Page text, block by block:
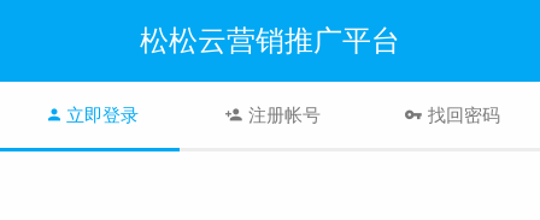
松松云营销推广平台
立即登录 注册帐号 找回密码